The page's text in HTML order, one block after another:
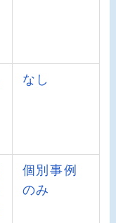
なし
個別事例
のみ